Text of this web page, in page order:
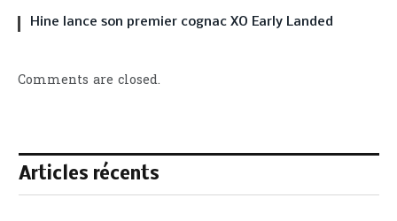
Hine lance son premier cognac XO Early Landed
Comments are closed.
Articles récents